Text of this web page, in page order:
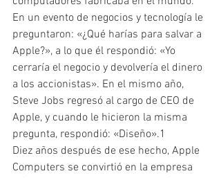
En un evento de negocios y tecnología le
preguntaron: «¿Qué harías para salvar a
Apple?», a lo que él respondió: «Yo
cerraría el negocio y devolvería el dinero
a los accionistas». En el mismo año,
Steve Jobs regresó al cargo de CEO de
Apple, y cuando le hicieron la misma
pregunta, respondió: «Diseño».1
Diez años después de ese hecho, Apple
Computers se convirtió en la empresa